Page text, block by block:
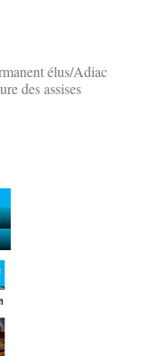
élus/Adiac
des assises